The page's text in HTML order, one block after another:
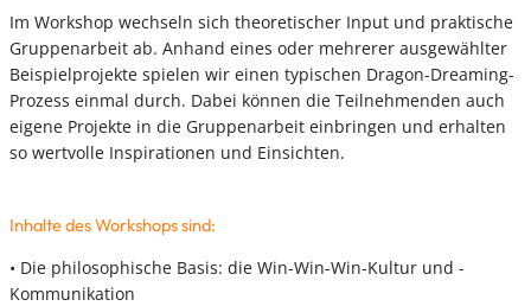
Im Workshop wechseln sich theoretischer Input und praktische
Gruppenarbeit ab. Anhand eines oder mehrerer ausgewählter
Beispielprojekte spielen wir einen typischen Dragon-Dreaming-
Prozess einmal durch. Dabei können die Teilnehmenden auch
eigene Projekte in die Gruppenarbeit einbringen und erhalten
so wertvolle Inspirationen und Einsichten.
Inhalte des Workshops sind:
• Die philosophische Basis: die Win-Win-Win-Kultur und -
Kommunikation